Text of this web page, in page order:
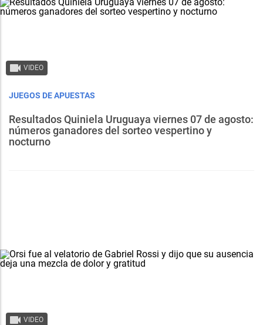
VIDEO
JUEGOS DE APUESTAS
Resultados Quiniela Uruguaya viernes 07 de agosto:
números ganadores del sorteo vespertino y
nocturno
VIDEO